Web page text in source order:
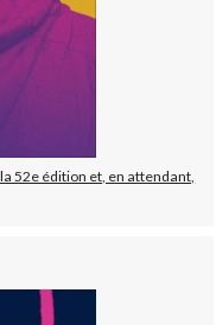
52e édition et, en attendant,